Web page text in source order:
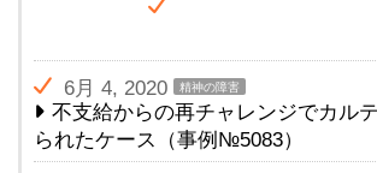
6月 4, 2020 精神の障害
不支給からの再チャレンジでカル
られたケース（事例№5083）